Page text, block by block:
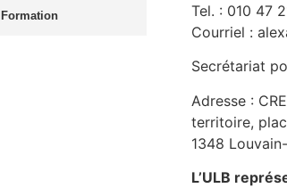
Formation
Tel. : 010 47
Courriel :
Secrétariat
Adresse :
territoire,
1348
L’ULB